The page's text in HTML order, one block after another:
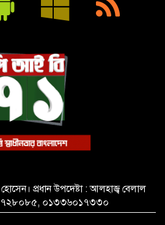
নিষিদ্ধ ঘোষিত আ. লীগের কর্মী
হোসেন। প্রধান উপদেষ্টা : আলহাজ্ব বেলাল
৭২৮০৮৫, ০১৩৩৬০১৭৩৩০